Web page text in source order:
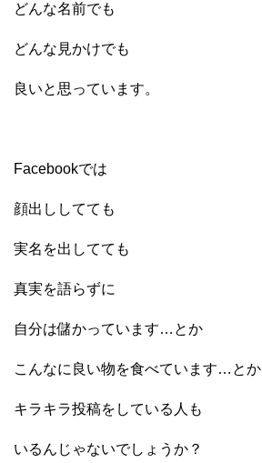
どんな名前でも
どんな見かけでも
良いと思っています。
Facebookでは
顔出ししてても
実名を出してても
真実を語らずに
自分は儲かっています…とか
こんなに良い物を食べています…とか
キラキラ投稿をしている人も
いるんじゃないでしょうか？